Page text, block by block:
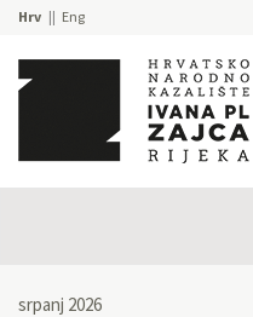
Hrv Eng
srpanj 2026